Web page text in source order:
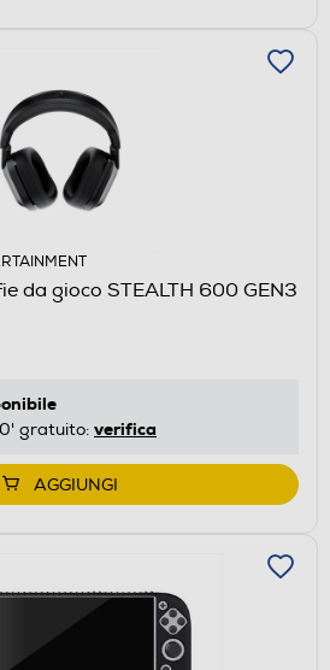
da gioco STEALTH 600 GEN3
gratuito: verifica
AGGIUNGI